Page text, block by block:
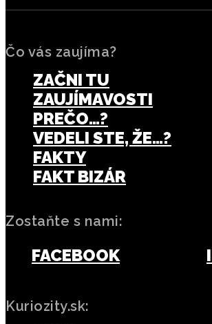
Čo vás zaujíma?
ZAČNI TU
ZAUJÍMAVOSTI
PREČO…?
VEDELI STE, ŽE…?
FAKTY
FAKT BIZÁR
Zostaňte s nami:
FACEBOOK
Kuriozity.sk: